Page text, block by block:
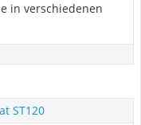
in verschiedenen
ST120